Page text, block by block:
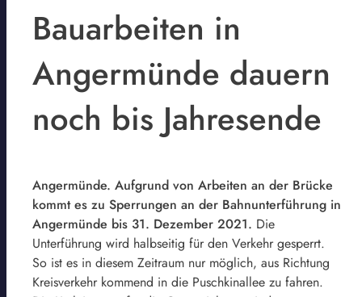
Bauarbeiten in
Angermünde dauern
noch bis Jahresende
Angermünde. Aufgrund von Arbeiten an der Brücke
kommt es zu Sperrungen an der Bahnunterführung in
Angermünde bis 31. Dezember 2021. Die
Unterführung wird halbseitig für den Verkehr gesperrt.
So ist es in diesem Zeitraum nur möglich, aus Richtung
Kreisverkehr kommend in die Puschkinallee zu fahren.